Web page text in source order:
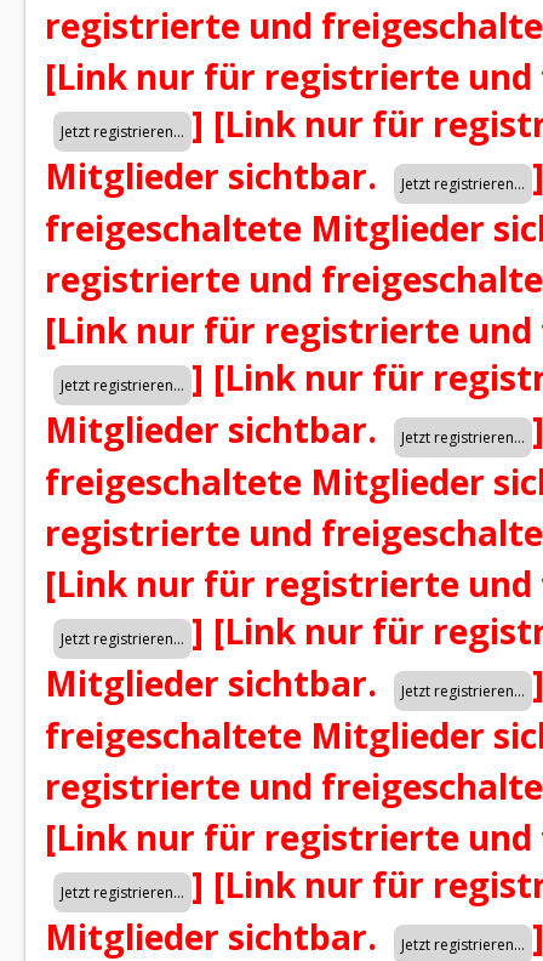
registrierte und
[Link nur für registrierte
] [Link nur für
Mitglieder sichtbar.
]
freigeschaltete Mitglieder
registrierte und
[Link nur für registrierte
] [Link nur für
Mitglieder sichtbar.
]
freigeschaltete Mitglieder
registrierte und
[Link nur für registrierte
] [Link nur für
Mitglieder sichtbar.
]
freigeschaltete Mitglieder
registrierte und
[Link nur für registrierte
] [Link nur für
Mitglieder sichtbar.
]